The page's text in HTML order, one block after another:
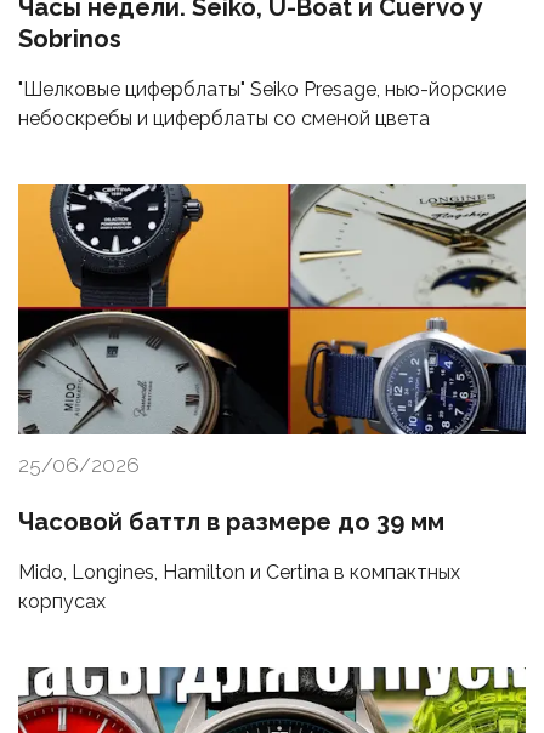
Часы недели. Seiko, U-Boat и Cuervo y
Sobrinos
"Шелковые циферблаты" Seiko Presage, нью-йорские
небоскребы и циферблаты со сменой цвета
25/06/2026
Часовой баттл в размере до 39 мм
Mido, Longines, Hamilton и Certina в компактных
корпусах